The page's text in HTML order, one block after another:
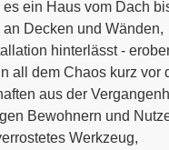
ein Haus vom Dach
Decken und Wänden,
hinterlässt -
all dem Chaos kurz vor
aus der
Bewohnern und
Werkzeug,